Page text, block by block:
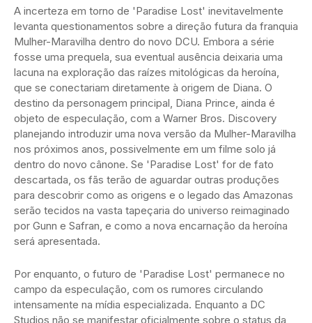
A incerteza em torno de 'Paradise Lost' inevitavelmente
levanta questionamentos sobre a direção futura da franquia
Mulher-Maravilha dentro do novo DCU. Embora a série
fosse uma prequela, sua eventual ausência deixaria uma
lacuna na exploração das raízes mitológicas da heroína,
que se conectariam diretamente à origem de Diana. O
destino da personagem principal, Diana Prince, ainda é
objeto de especulação, com a Warner Bros. Discovery
planejando introduzir uma nova versão da Mulher-Maravilha
nos próximos anos, possivelmente em um filme solo já
dentro do novo cânone. Se 'Paradise Lost' for de fato
descartada, os fãs terão de aguardar outras produções
para descobrir como as origens e o legado das Amazonas
serão tecidos na vasta tapeçaria do universo reimaginado
por Gunn e Safran, e como a nova encarnação da heroína
será apresentada.
Por enquanto, o futuro de 'Paradise Lost' permanece no
campo da especulação, com os rumores circulando
intensamente na mídia especializada. Enquanto a DC
Studios não se manifestar oficialmente sobre o status da